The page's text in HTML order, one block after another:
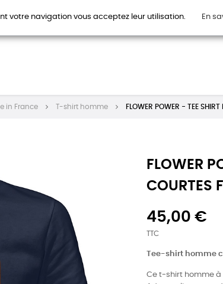
HOMMES FEMMES
in France T-shirt homme FLOWER POWER - TEE
FLOWER
COURTES
45,00 €
TTC
Tee-shirt homme
Ce t-shirt homme à
votre navigation vous acceptez leur utilisation. En